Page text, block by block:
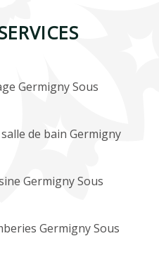
Germigny Sous
de bain Germigny
Germigny Sous
Germigny Sous